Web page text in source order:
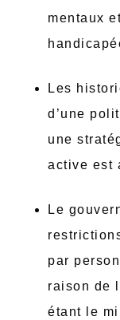
mentaux
Les
d’une
une
active est
Le
par
raison de
étant le